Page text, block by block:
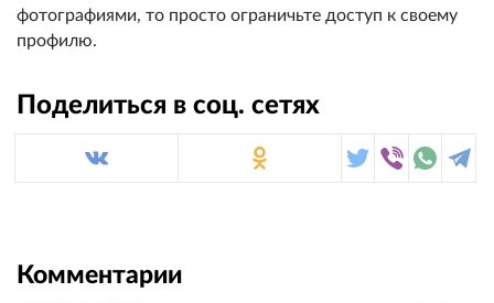
фотографиями, то просто ограничьте доступ к своему
профилю.
Поделиться в соц. сетях
Комментарии